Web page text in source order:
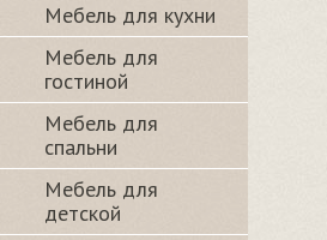
Мебель для кухни
Мебель для
гостиной
Мебель для
спальни
Мебель для
детской